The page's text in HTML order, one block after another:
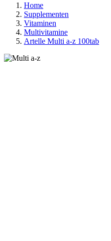
Home
Supplementen
Vitaminen
Multivitamine
Artelle Multi a-z 100tab